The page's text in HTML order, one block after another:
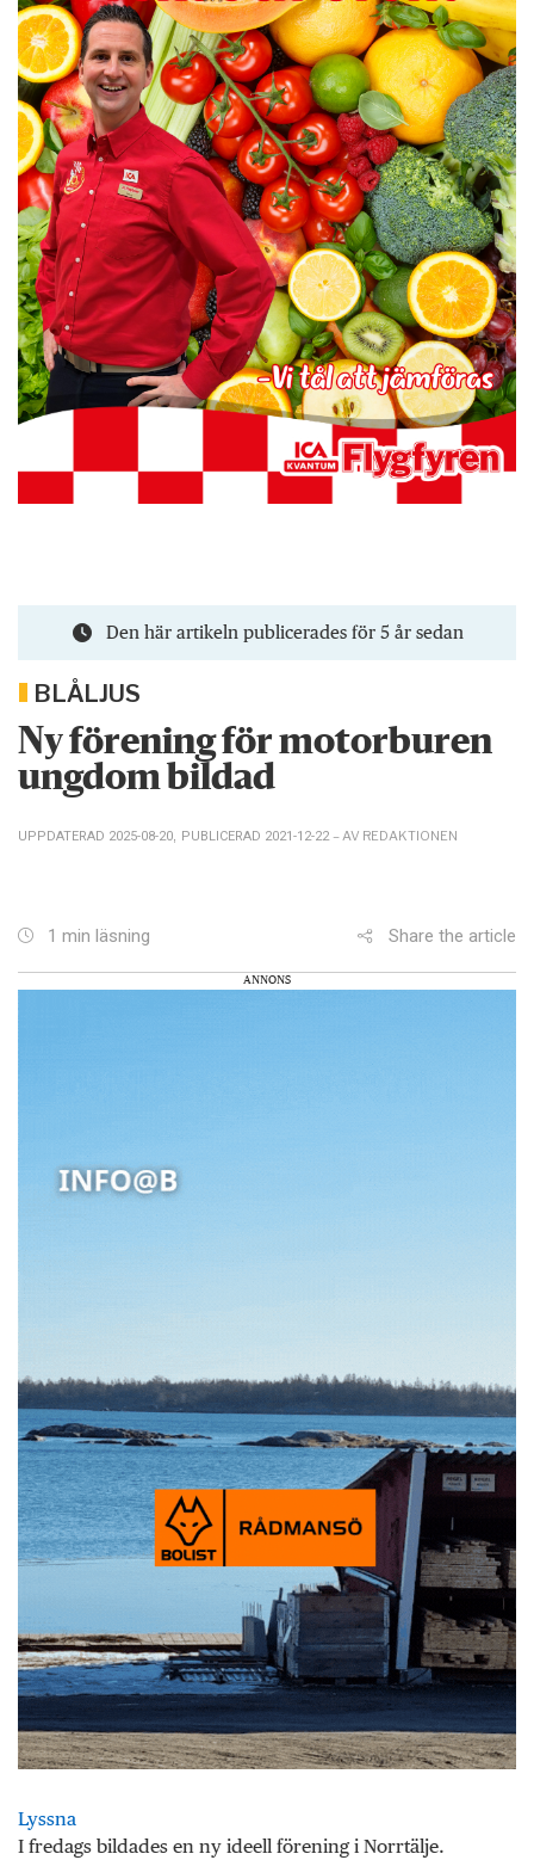
Den här artikeln publicerades för 5 år sedan
BLÅLJUS
Ny förening för motorburen
ungdom bildad
UPPDATERAD 2025-08-20 PUBLICERAD 2021-12-22 – AV REDAKTIONEN
1 min läsning Share the article
ANNONS
Lyssna
I fredags bildades en ny ideell förening i Norrtälje.